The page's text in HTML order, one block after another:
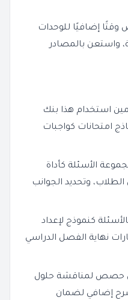
إضافيًا للوحدات
واستعن بالمصادر
استخدام هذا بنك
امتحانات كواجبات
الأسئلة كأداة
وتحديد الجوانب
كنموذج لإعداد
نهاية الفصل الدراسي
لمناقشة حلول
شرح إضافي لضمان